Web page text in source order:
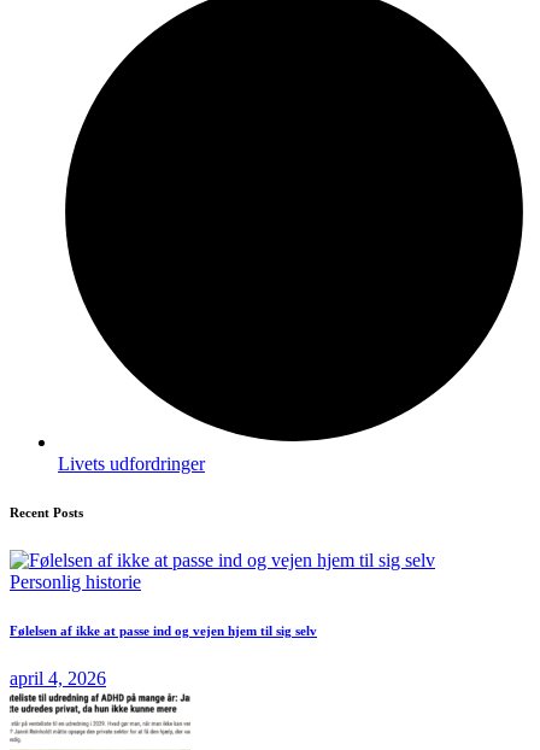
Livets udfordringer
Recent Posts
Personlig historie
Følelsen af ikke at passe ind og vejen hjem til sig selv
april 4, 2026